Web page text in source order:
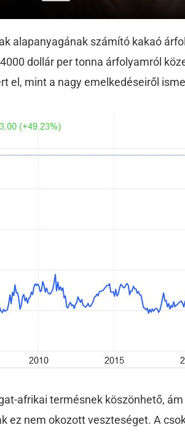
alapanyagának számító kakaó
dollár per tonna árfolyamról
el, mint a nagy emelkedéseiről
afrikai termésnek köszönhető,
ez nem okozott veszteséget. A